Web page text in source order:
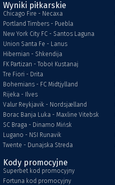
Wyniki piłkarskie
Chicago Fire - Necaxa
Portland Timbers - Puebla
New York City FC - Santos Laguna
Union Santa Fe - Lanus
Hibernian - Shkendija
FK Partizan - Toboł Kustanaj
Tre Fiori - Drita
Bohemians - FC Midtjylland
Rijeka - Ilves
Valur Reykjavik - Nordsjælland
Borac Banja Luka - Maxline Vitebsk
SC Braga - Dinamo Mińsk
Lugano - NSI Runavik
Twente - Dunajska Streda
Kody promocyjne
Superbet kod promocyjny
Fortuna kod promocyjny